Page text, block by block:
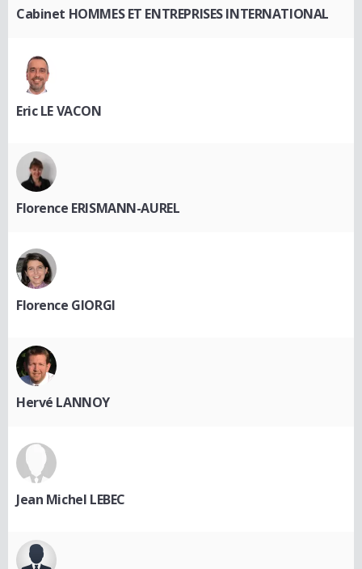
Cabinet HOMMES ET ENTREPRISES INTERNATIONAL
Eric LE VACON
Florence ERISMANN-AUREL
Florence GIORGI
Hervé LANNOY
Jean Michel LEBEC